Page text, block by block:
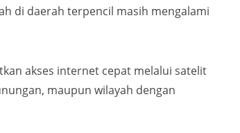
di daerah terpencil masih mengalami
akses internet cepat melalui satelit
maupun wilayah dengan